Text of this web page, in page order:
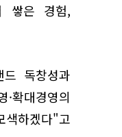
쌓은 경험,
독창성과
확대경영의
색하겠다"고